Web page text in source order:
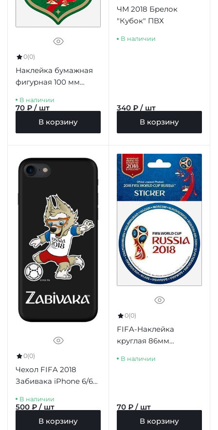
0(0)
Наклейка бумажная
фигурная 100 мм
цв.зеленый
В наличии
70 ₽ / шт
В корзину
ЧМ 2018 Брелок
"Кубок" ПВХ
В наличии
340 ₽ / шт
В корзину
0(0)
Чехол FIFA 2018
Забивака iPhone 6/6S
В наличии
500 ₽ / шт
В корзину
0(0)
FIFA-Наклейка
круглая 86мм
синий борт белый
В наличии
70 ₽ / шт
В корзину